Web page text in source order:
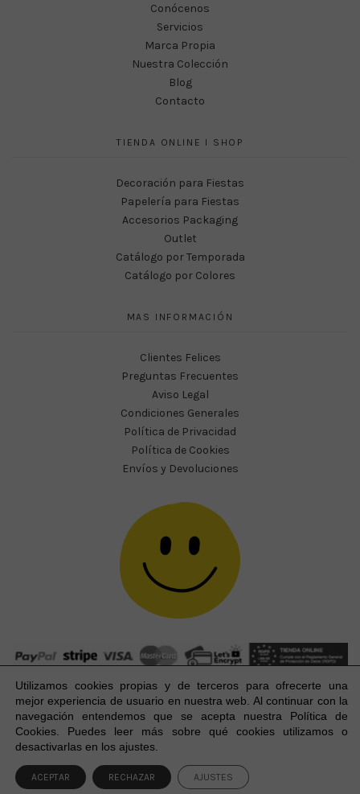
Conócenos
Servicios
Marca Propia
Nuestra Colección
Blog
Contacto
TIENDA ONLINE I SHOP
Decoración para Fiestas
Papelería para Fiestas
Accesorios Packaging
Outlet
Catálogo por Temporada
Catálogo por Colores
MAS INFORMACIÓN
Clientes Felices
Preguntas Frecuentes
Aviso Legal
Condiciones Generales
Política de Privacidad
Política de Cookies
Envíos y Devoluciones
Happy Party Studio® 2023-2026 I © Todos los derechos
reservados.
Utilizamos cookies propias y de terceros para ofrecerte una
mejor experiencia de usuario en nuestra web. Al continuar con la
navegación entendemos que se acepta nuestra Política de
Cookies. Puedes leer más sobre qué cookies utilizamos o
desactivarlas en los ajustes.
ACEPTAR RECHAZAR AJUSTES
1